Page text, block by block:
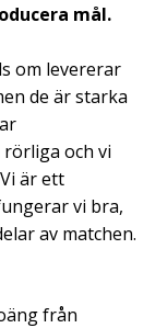
mål.
om levererar
de är starka
och vi
är ett
vi bra,
av matchen.
från